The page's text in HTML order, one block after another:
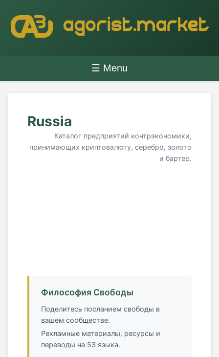
☰ Menu
Russia
Каталог предприятий контрэкономики,
принимающих криптовалюту, серебро, золото
и бартер.
Философия Свободы
Поделитесь посланием свободы в
вашем сообществе.
Рекламные материалы, ресурсы и
переводы на 53 языка.